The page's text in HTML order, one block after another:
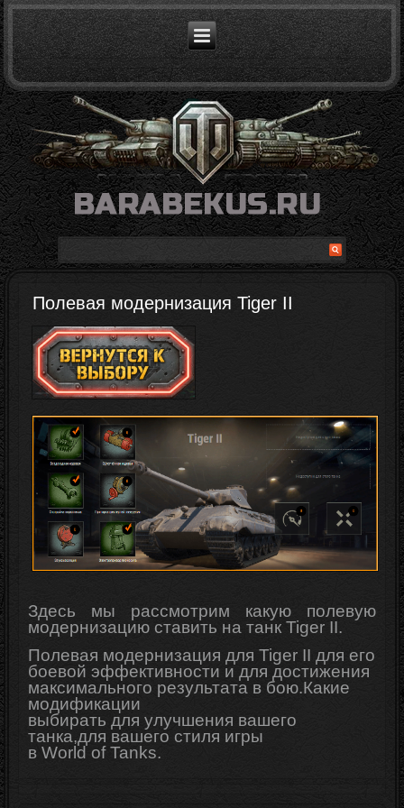
Полевая модернизация Tiger II
Здесь мы рассмотрим какую полевую
модернизацию ставить на танк Tiger II.
Полевая модернизация для Tiger II для его
боевой эффективности и для достижения
максимального результата в бою.Какие
модификации
выбирать дляулучшения вашего
танка,для вашего стиля игры
вWorld ofTanks.